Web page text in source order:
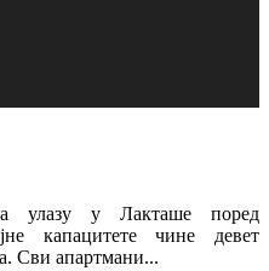
улазу у Лакташе поред
капацитете чине девет
Сви апартмани...